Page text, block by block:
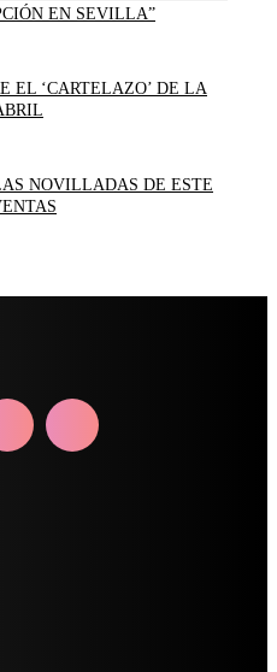
EN SEVILLA”
EL ‘CARTELAZO’ DE LA
NOVILLADAS DE ESTE